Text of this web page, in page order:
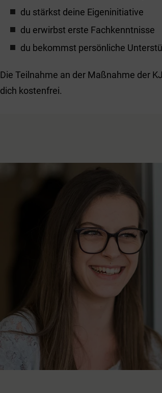
du stärkst deine Eigeninitiative
du erwirbst erste Fachkenntnisse
du bekommst persönliche
Die Teilnahme an der Maßnahme der
dich kostenfrei.